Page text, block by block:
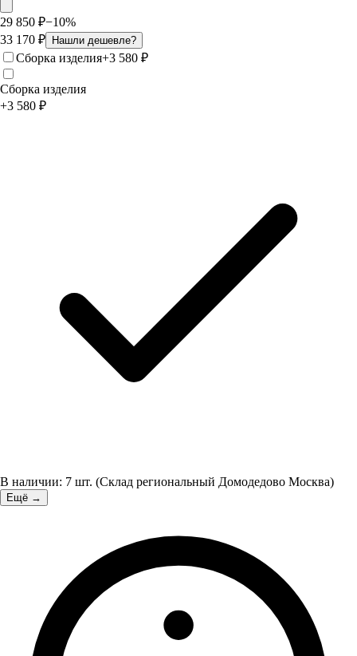
29 850 ₽−10%
33 170 ₽ Нашли дешевле?
Сборка изделия+3 580 ₽
Сборка изделия
+3 580 ₽
В наличии: 7 шт. (Склад региональный Домодедово Москва)
Ещё →